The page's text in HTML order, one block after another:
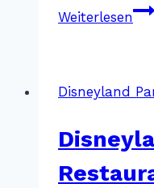
Weiterlesen
Disneyland